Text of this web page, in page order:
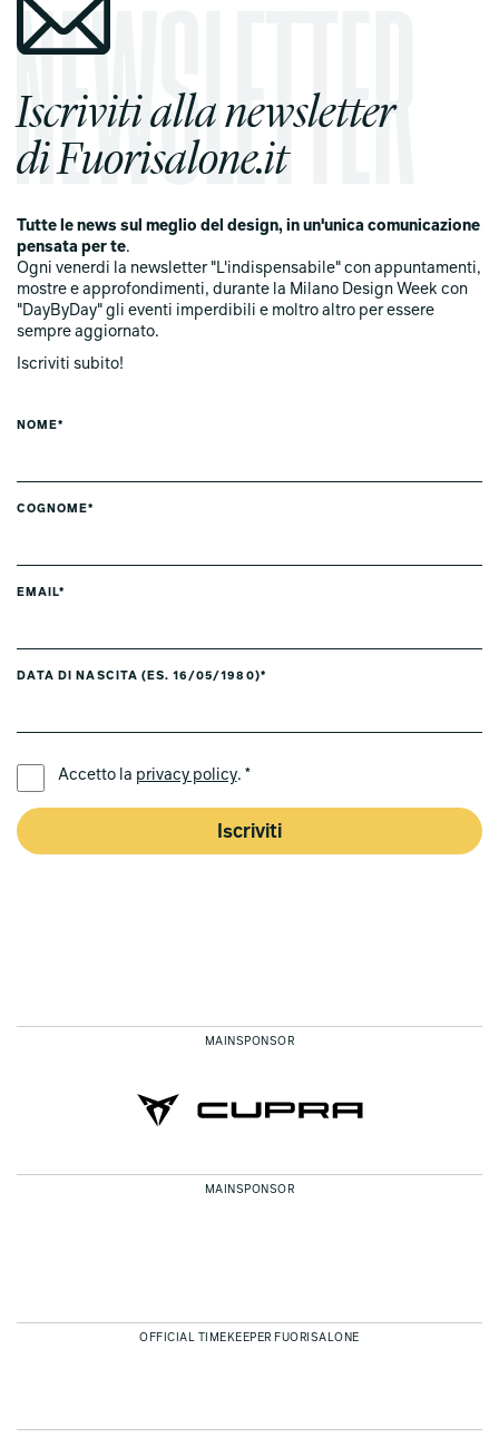
Iscriviti alla newsletter
di Fuorisalone.it
Tutte le news sul meglio del design, in un'unica comunicazione
pensata per te.
Ogni venerdi la newsletter "L'indispensabile" con appuntamenti,
mostre e approfondimenti, durante la Milano Design Week con
"DayByDay" gli eventi imperdibili e moltro altro per essere
sempre aggiornato.
Iscriviti subito!
NOME*
COGNOME*
EMAIL*
DATA DI NASCITA (ES. 16/05/1980)*
Accetto la privacy policy. *
Iscriviti
MAINSPONSOR
MAINSPONSOR
OFFICIAL TIMEKEEPER FUORISALONE